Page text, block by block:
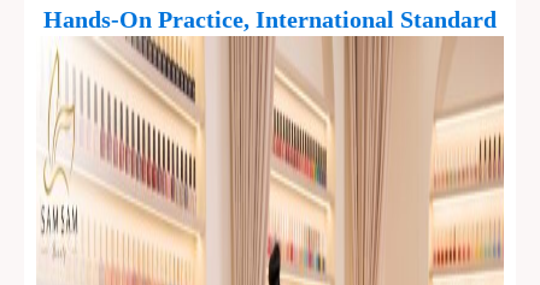
Hands-On Practice, International Standard